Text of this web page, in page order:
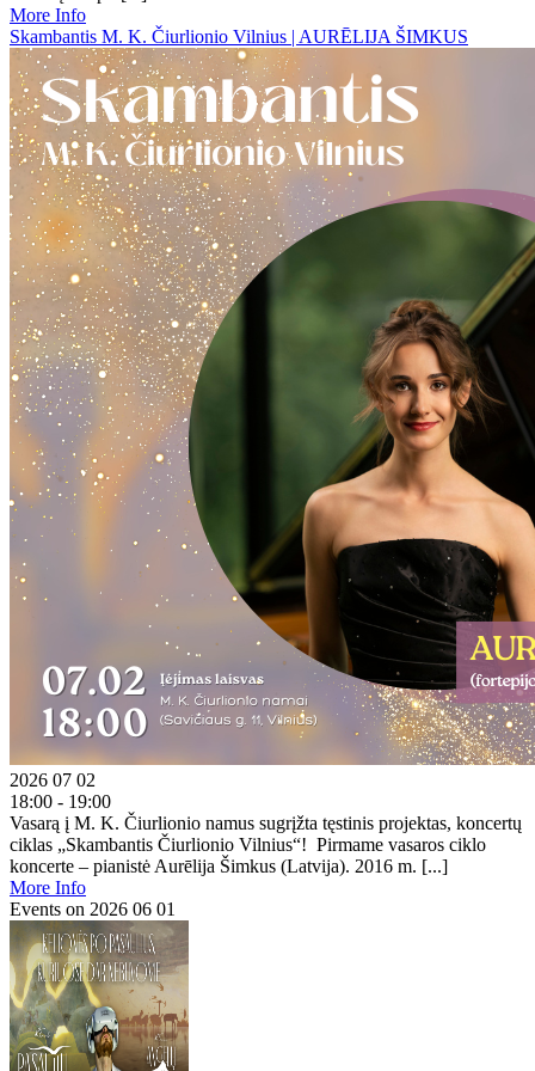
More Info
Skambantis M. K. Čiurlionio Vilnius | AURĒLIJA ŠIMKUS
2026 07 02
18:00 - 19:00
Vasarą į M. K. Čiurlionio namus sugrįžta tęstinis projektas, koncertų
ciklas „Skambantis Čiurlionio Vilnius“! Pirmame vasaros ciklo
koncerte – pianistė Aurēlija Šimkus (Latvija). 2016 m. [...]
More Info
Events on 2026 06 01